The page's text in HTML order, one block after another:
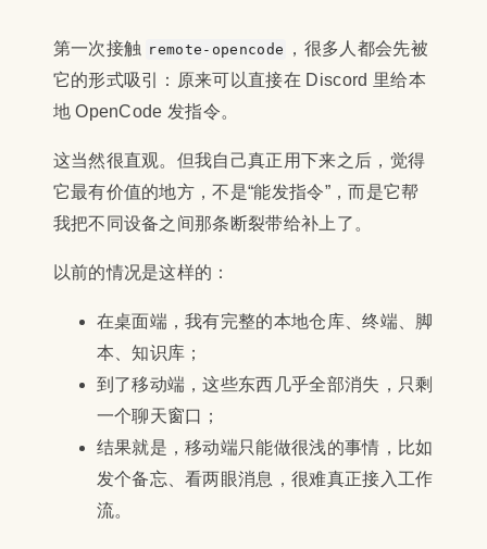
第一次接触 remote-opencode
，很多人都会先被
它的形式吸引：原来可以直接在 Discord 里给本
地 OpenCode 发指令。
这当然很直观。但我自己真正用下来之后，觉得
它最有价值的地方，不是“能发指令”，而是它帮
我把不同设备之间那条断裂带给补上了。
以前的情况是这样的：
在桌面端，我有完整的本地仓库、终端、脚
本、知识库；
到了移动端，这些东西几乎全部消失，只剩
一个聊天窗口；
结果就是，移动端只能做很浅的事情，比如
发个备忘、看两眼消息，很难真正接入工作
流。